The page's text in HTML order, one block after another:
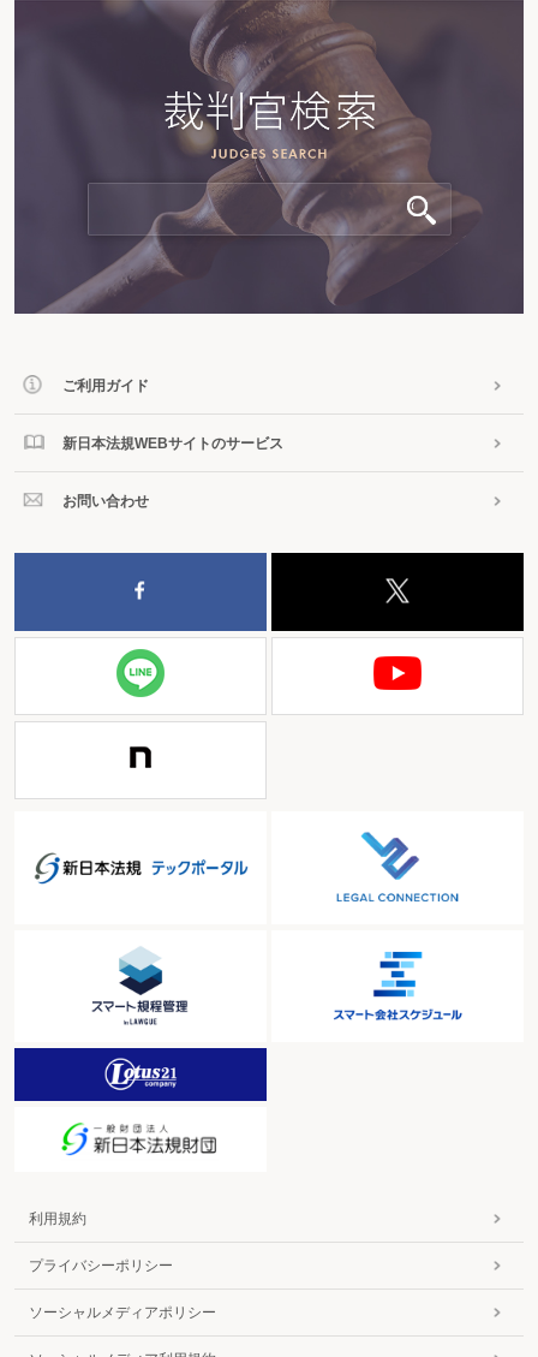
ご利用ガイド
新日本法規WEBサイトのサービス
お問い合わせ
利用規約
プライバシーポリシー
ソーシャルメディアポリシー